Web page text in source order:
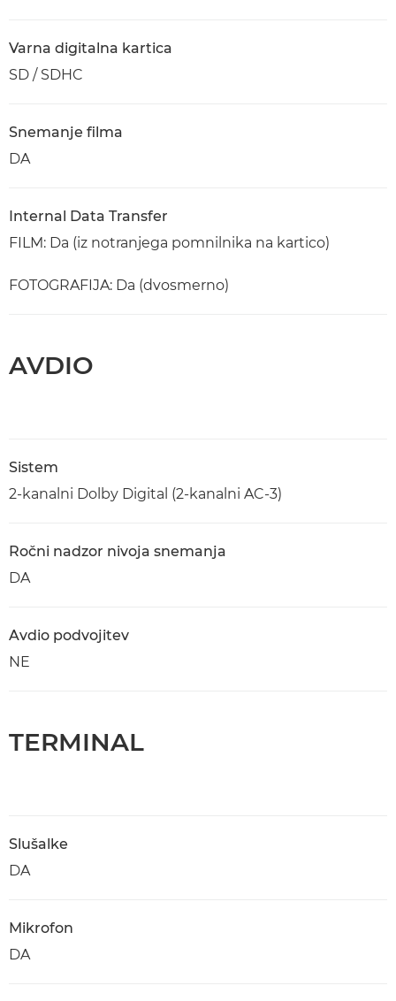
Varna digitalna kartica
SD / SDHC
Snemanje filma
DA
Internal Data Transfer
FILM: Da (iz notranjega pomnilnika na kartico)
FOTOGRAFIJA: Da (dvosmerno)
AVDIO
Sistem
2-kanalni Dolby Digital (2-kanalni AC-3)
Ročni nadzor nivoja snemanja
DA
Avdio podvojitev
NE
TERMINAL
Slušalke
DA
Mikrofon
DA